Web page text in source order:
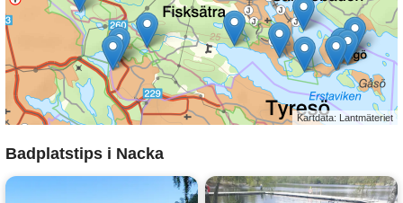
Kartdata: Lantmäteriet
Badplatstips i Nacka